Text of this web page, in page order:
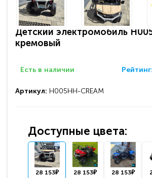
Детский электромобиль
кремовый
Есть в наличии Рейтинг:
Артикул: H005HH-CREAM
Доступные цвета:
28 153₽ 28 153₽ 28 153₽